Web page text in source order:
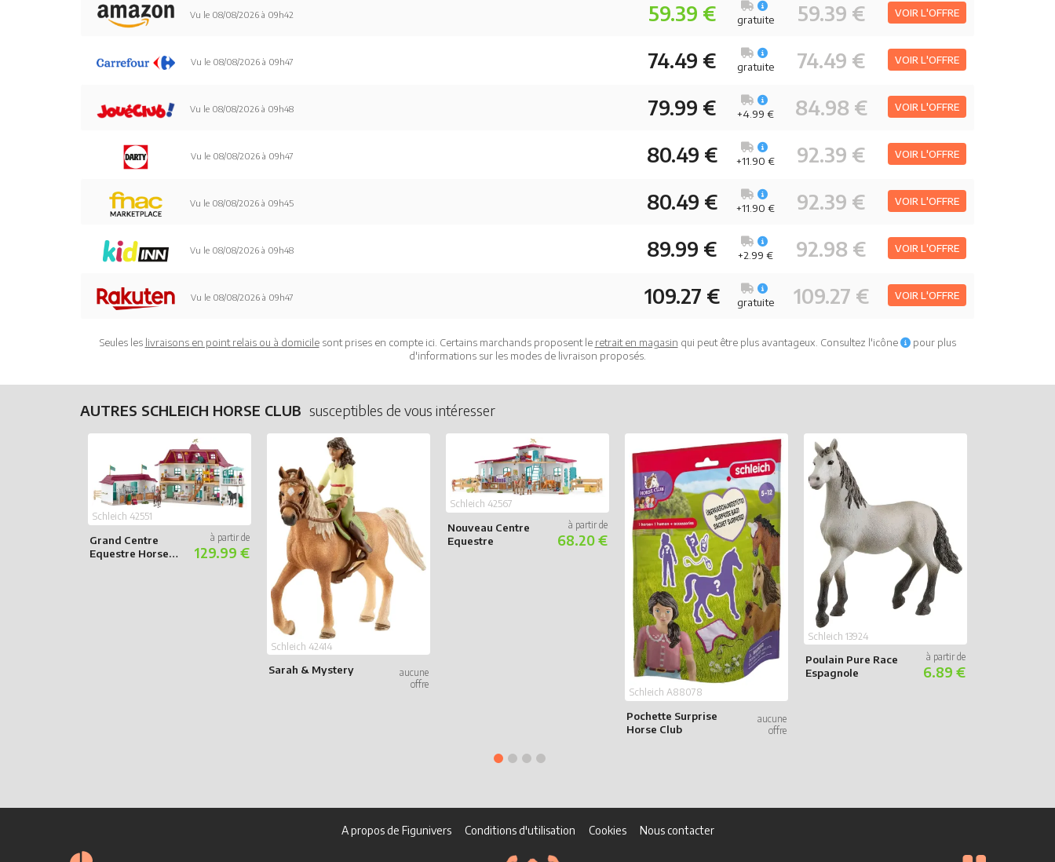
Vu le 08/08/2026 à 09h42 59.39 € 59.39 € VOIR L'OFFRE
gratuite
Vu le 08/08/2026 à 09h47 74.49 € 74.49 € VOIR L'OFFRE
gratuite
Vu le 08/08/2026 à 09h48 79.99 € 84.98 € VOIR L'OFFRE
+4.99 €
Vu le 08/08/2026 à 09h47 80.49 € 92.39 € VOIR L'OFFRE
+11.90 €
Vu le 08/08/2026 à 09h45 80.49 € 92.39 € VOIR L'OFFRE
+11.90 €
Vu le 08/08/2026 à 09h48 89.99 € 92.98 € VOIR L'OFFRE
+2.99 €
Vu le 08/08/2026 à 09h47 109.27 € 109.27 € VOIR L'OFFRE
gratuite
Seules les livraisons en point relais ou à domicilesont prises en compte ici. Certains marchands proposent le retrait en magasin qui peut être plus avantageux. Consultez l'icône
pour plus
d'informations sur les modes de livraison proposés.
AUTRES SCHLEICH HORSE CLUB susceptibles de vous intéresser
Grand Centre
Equestre Horse
Schleich 42551
129.99 €
Sarah & Mystery
Schleich 42414
Nouveau Centre
Equestre
Schleich 42567
68.20 €
Pochette Surprise
Horse Club
Schleich A88078
Poulain Pure Race
Espagnole
Schleich 13924
6.89 €
A propos de Figunivers Conditions d'utilisation Cookies Nous contacter